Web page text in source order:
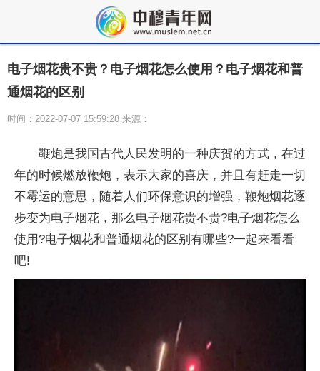
电子烟花贵不贵？电子烟花怎么使用？电子烟花和普
通烟花的区别
时间：2022-07-07 15:59:28 来源：
鞭炮是我国古代人民发明的一种庆贺的方式，在过
年的时候燃放鞭炮，表示大家的喜庆，并且有赶走一切
不霉运的意思，随着人们环保意识的增强，鞭炮烟花逐
步变为电子烟花，那么电子烟花贵不贵?电子烟花怎么
使用?电子烟花和普通烟花的区别有哪些?一起来看看
吧!